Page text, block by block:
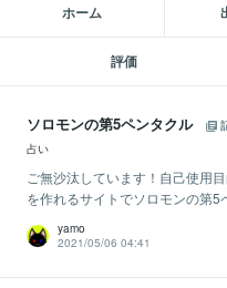
ホーム
評価
ソロモンの第5ペンタクル
占い
ご無沙汰しています！自己使用
を作れるサイトでソロモンの第5
yamo
2021/05/06 04:41